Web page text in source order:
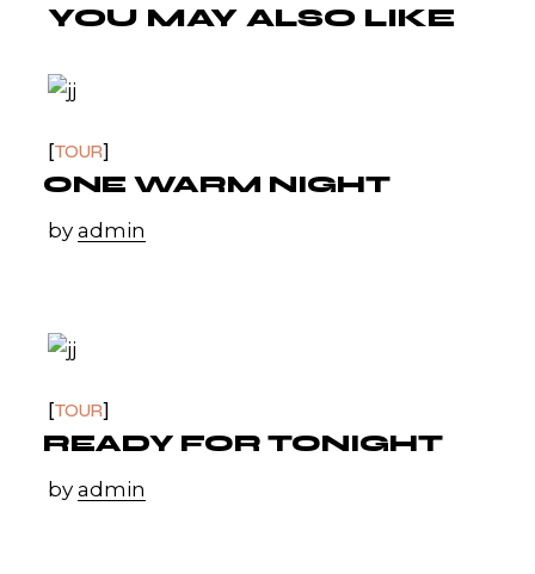
YOU MAY ALSO LIKE
TOUR
ONE WARM NIGHT
byadmin
TOUR
READY FOR TONIGHT
byadmin